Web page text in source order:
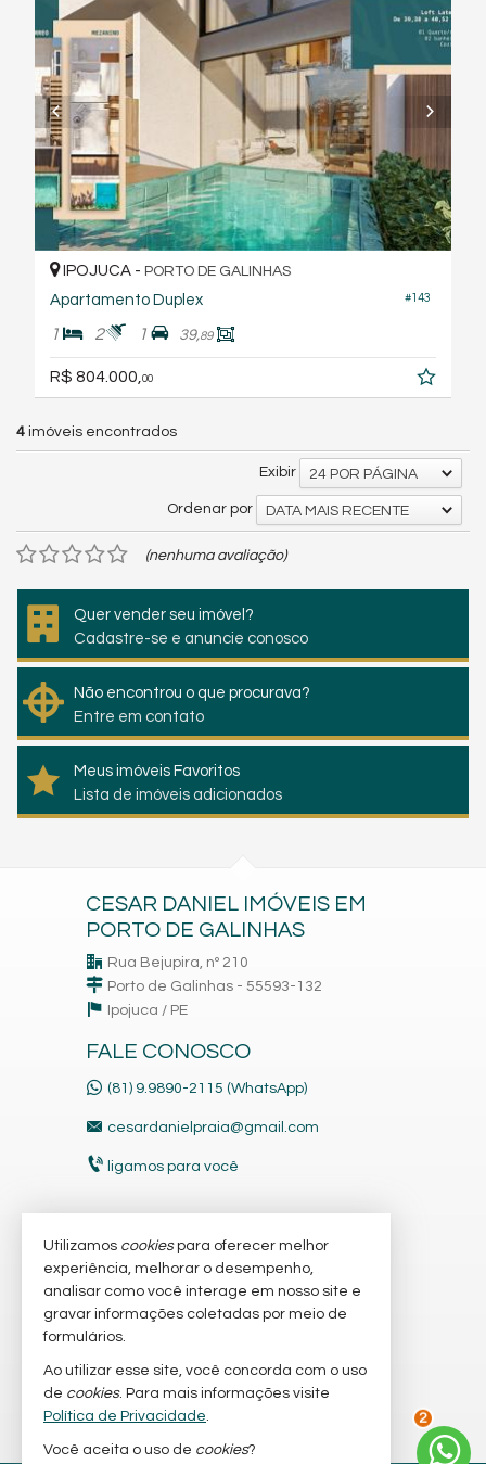
#143
IPOJUCA - PORTO DE GALINHAS
Apartamento Duplex
1 2 1 39,89
R$ 804.000,00
4 imóveis encontrados
Exibir 24 POR PÁGINA
Ordenar por DATA MAIS RECENTE
(nenhuma avaliação)
Quer vender seu imóvel?
Cadastre-se e anuncie conosco
Não encontrou o que procurava?
Entre em contato
Meus imóveis Favoritos
Lista de imóveis adicionados
CESAR DANIEL IMÓVEIS EM
PORTO DE GALINHAS
Rua Bejupira, nº 210
Porto de Galinhas - 55593-132
Ipojuca / PE
FALE CONOSCO
(81) 9.9890-2115 (WhatsApp)
cesardanielpraia@gmail.com
ligamos para você
VEJA MAIS
receba nosso newsletter
imóveis favoritos
mapa de imóveis
2
Utilizamos cookiespara oferecer melhor
experiência, melhorar o desempenho,
analisar como você interage em nosso site e
gravar informações coletadas por meio de
formulários.
Ao utilizar esse site, você concorda com o uso
de cookies. Para mais informações visite
Política de Privacidade.
Você aceita o uso de cookies?